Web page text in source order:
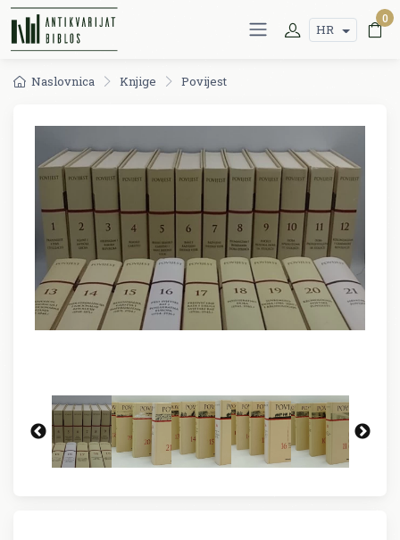
HR
0
Naslovnica Knjige Povijest